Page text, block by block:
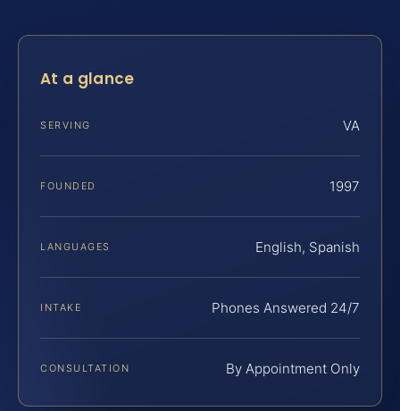
At a glance
SERVING VA
FOUNDED 1997
LANGUAGES English, Spanish
INTAKE Phones Answered 24/7
CONSULTATION By Appointment Only